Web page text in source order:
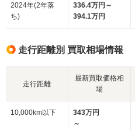
2024年(2年落
ち)
336.4万円～
394.1万円
走行距離別 買取相場情報
走行距離
最新買取価格相
場
10,000km以下
343万円
～